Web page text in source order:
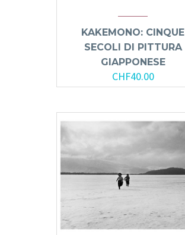
KAKEMONO: CINQUE
SECOLI DI PITTURA
GIAPPONESE
CHF40.00